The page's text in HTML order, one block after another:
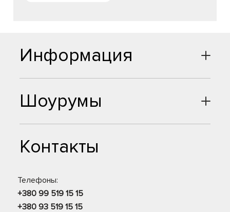
Шоурумы
Контакты
Телефоны:
+380 99 519 15 15
+380 93 519 15 15
Информация